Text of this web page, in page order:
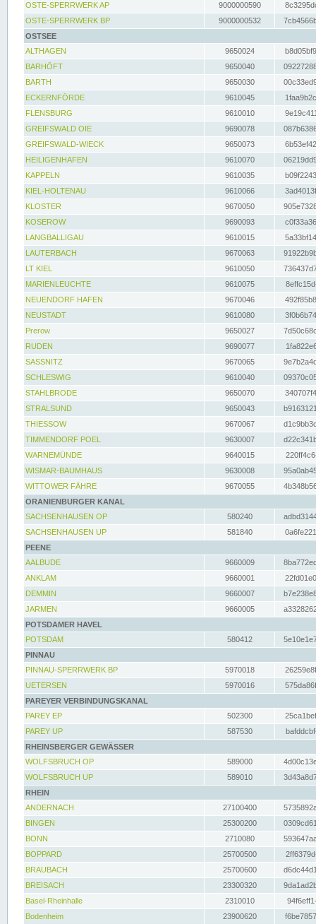
OSTE-SPERRWERK AP
9000000590
OSTE-SPERRWERK BP
9000000532
OSTSEE
ALTHAGEN
9650024
BARHÖFT
9650040
BARTH
9650030
ECKERNFÖRDE
9610045
FLENSBURG
9610010
GREIFSWALD OIE
9690078
GREIFSWALD-WIECK
9650073
HEILIGENHAFEN
9610070
KAPPELN
9610035
KIEL-HOLTENAU
9610066
KLOSTER
9670050
KOSEROW
9690093
LANGBALLIGAU
9610015
LAUTERBACH
9670063
LT KIEL
9610050
MARIENLEUCHTE
9610075
NEUENDORF HAFEN
9670046
NEUSTADT
9610080
Prerow
9650027
RUDEN
9690077
SASSNITZ
9670065
SCHLESWIG
9610040
STAHLBRODE
9650070
STRALSUND
9650043
THIESSOW
9670067
TIMMENDORF POEL
9630007
WARNEMÜNDE
9640015
WISMAR-BAUMHAUS
9630008
WITTOWER FÄHRE
9670055
ORANIENBURGER KANAL
SACHSENHAUSEN OP
580240
SACHSENHAUSEN UP
581840
PEENE
AALBUDE
9660009
ANKLAM
9660001
DEMMIN
9660007
JARMEN
9660005
POTSDAMER HAVEL
POTSDAM
580412
PINNAU
PINNAU-SPERRWERK BP
5970018
UETERSEN
5970016
PAREYER VERBINDUNGSKANAL
PAREY EP
502300
PAREY UP
587530
RHEINSBERGER GEWÄSSER
WOLFSBRUCH OP
589000
WOLFSBRUCH UP
589010
RHEIN
ANDERNACH
27100400
BINGEN
25300200
BONN
2710080
BOPPARD
25700500
BRAUBACH
25700600
BREISACH
23300320
Basel-Rheinhalle
2310010
Bodenheim
23900620